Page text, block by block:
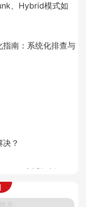
、Hybrid模式如
南：系统化排查与
？
考试解析
址：概念辨析与技